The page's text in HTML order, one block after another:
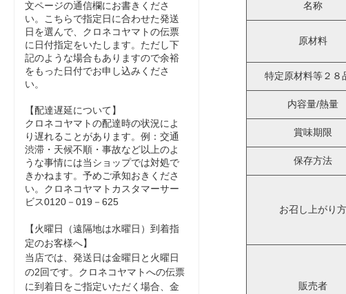
名称
原材料
特定原材料等２８
内容量/熱量
賞味期限
保存方法
お召し上がり方
販売者
文ページの通信欄にお書きくださ
い。こちらで指定日に合わせた発送
日を選んで、クロネコヤマトの伝票
に日付指定をいたします。ただし下
記のような場合もありますので余裕
をもった日付でお申し込みくださ
い。
【配達遅延について】
クロネコヤマトの配達時の状況によ
り遅れることがあります。例：交通
渋滞・天候不順・事故など以上のよ
うな事情には当ショップでは対処で
きかねます。予めご承知おきくださ
い。クロネコヤマトカスタマーサー
ビス0120－019－625
【火曜日（遠隔地は水曜日）到着指
定のお客様へ】
当店では、発送日は金曜日と火曜日
の2回です。クロネコヤマトへの伝票
に到着日をご指定いただく場合、金